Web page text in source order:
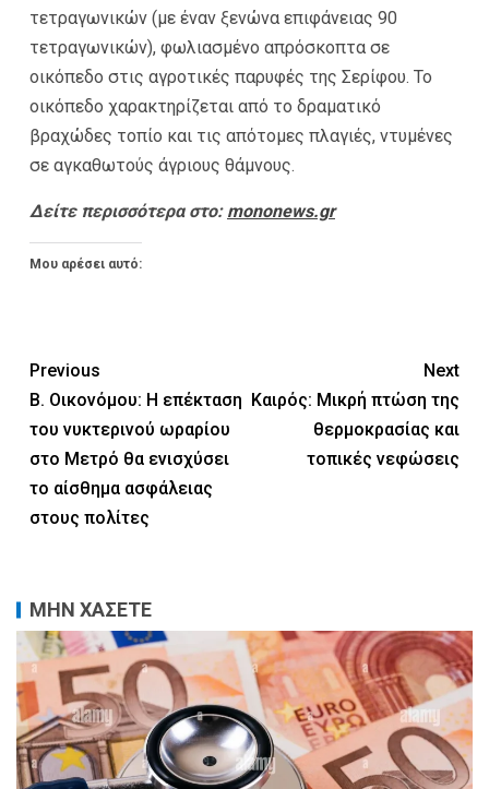
τετραγωνικών (με έναν ξενώνα επιφάνειας 90
τετραγωνικών), φωλιασμένο απρόσκοπτα σε
οικόπεδο στις αγροτικές παρυφές της Σερίφου. Το
οικόπεδο χαρακτηρίζεται από το δραματικό
βραχώδες τοπίο και τις απότομες πλαγιές, ντυμένες
σε αγκαθωτούς άγριους θάμνους.
Δείτε περισσότερα στο: mononews.gr
Μου αρέσει αυτό:
Previous
Β. Οικονόμου: Η επέκταση
του νυκτερινού ωραρίου
στο Μετρό θα ενισχύσει
το αίσθημα ασφάλειας
στους πολίτες
Next
Καιρός: Μικρή πτώση της
θερμοκρασίας και
τοπικές νεφώσεις
ΜΗΝ ΧΑΣΕΤΕ